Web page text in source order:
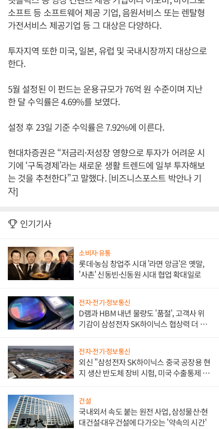
소프트 등 소프트웨어 제공 기업, 음원서비스 또는 렌탈형
가전서비스 제공기업 등 그 대상은 다양하다.
투자지역 또한 미국, 일본, 유럽 및 국내시장까지 대상으로
한다.
5월 설정된 이 펀드는 운용규모가 76억 원 수준이며 지난
한 달 수익률은 4.69%를 보였다.
설정 후 23일 기준 수익률은 7.92%에 이른다.
현대차증권은 “저금리·저성장 영향으로 투자가 어려운 시
기에 ‘구독경제’라는 새로운 생활 트렌드에 일부 투자해보
는 것을 추천한다”고 말했다. [비즈니스포스트 박안나 기
자]
인기기사
소비자·유통
롯데·농심 창업주 시대 '라면 앙금'은 옛말,
'사촌' 신동빈·신동원 시대 협업 확대일로
전자·전기·정보통신
D램과 HBM 내년 물량도 '품절', 고객사 위
기감이 삼성전자 SK하이닉스 협상력 더 키
전자·전기·정보통신
외신 "삼성전자 SK하이닉스 중국 공장용 현
지 생산 반도체 장비 시험, 미국 수출통제 대
건설
국내외서 속도 붙는 원전 사업, 삼성물산·현
대건설·대우건설에 다가오는 '약속의 시간'